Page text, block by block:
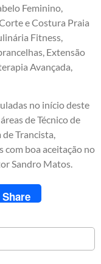
Feminino,
e Costura Praia
Fitness,
Extensão
Avançada,
no início deste
de Técnico de
Trancista,
com boa aceitação no
Sandro Matos.
Share